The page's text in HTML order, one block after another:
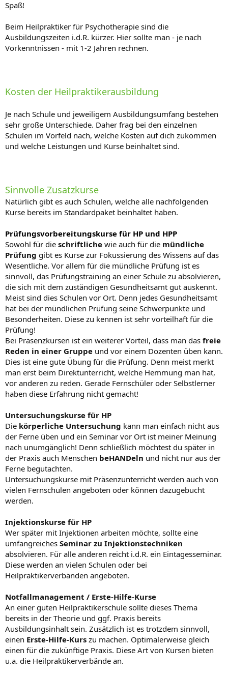
Spaß!
Beim Heilpraktiker für Psychotherapie sind die
Ausbildungszeiten i.d.R. kürzer. Hier sollte man - je nach
Vorkenntnissen - mit 1-2 Jahren rechnen.
Kosten der Heilpraktikerausbildung
Je nach Schule und jeweiligem Ausbildungsumfang bestehen
sehr große Unterschiede. Daher frag bei den einzelnen
Schulen im Vorfeld nach, welche Kosten auf dich zukommen
und welche Leistungen und Kurse beinhaltet sind.
Sinnvolle Zusatzkurse
Natürlich gibt es auch Schulen, welche alle nachfolgenden
Kurse bereits im Standardpaket beinhaltet haben.
Prüfungsvorbereitungskurse für HP und HPP
Sowohl für die schriftliche wie auch für die mündliche
Prüfung gibt es Kurse zur Fokussierung des Wissens auf das
Wesentliche. Vor allem für die mündliche Prüfung ist es
sinnvoll, das Prüfungstraining an einer Schule zu absolvieren,
die sich mit dem zuständigen Gesundheitsamt gut auskennt.
Meist sind dies Schulen vor Ort. Denn jedes Gesundheitsamt
hat bei der mündlichen Prüfung seine Schwerpunkte und
Besonderheiten. Diese zu kennen ist sehr vorteilhaft für die
Prüfung!
Bei Präsenzkursen ist ein weiterer Vorteil, dass man das freie
Reden in einer Gruppe und vor einem Dozenten üben kann.
Dies ist eine gute Übung für die Prüfung. Denn meist merkt
man erst beim Direktunterricht, welche Hemmung man hat,
vor anderen zu reden. Gerade Fernschüler oder Selbstlerner
haben diese Erfahrung nicht gemacht!
Untersuchungskurse für HP
Die körperliche Untersuchung kann man einfach nicht aus
der Ferne üben und ein Seminar vor Ort ist meiner Meinung
nach unumgänglich! Denn schließlich möchtest du später in
der Praxis auch Menschen beHANDeln und nicht nur aus der
Ferne begutachten.
Untersuchungskurse mit Präsenzunterricht werden auch von
vielen Fernschulen angeboten oder können dazugebucht
werden.
Injektionskurse für HP
Wer später mit Injektionen arbeiten möchte, sollte eine
umfangreiches Seminar zu Injektionstechniken
absolvieren. Für alle anderen reicht i.d.R. ein Eintagesseminar.
Diese werden an vielen Schulen oder bei
Heilpraktikerverbänden angeboten.
Notfallmanagement / Erste-Hilfe-Kurse
An einer guten Heilpraktikerschule sollte dieses Thema
bereits in der Theorie und ggf. Praxis bereits
Ausbildungsinhalt sein. Zusätzlich ist es trotzdem sinnvoll,
einen Erste-Hilfe-Kurs zu machen. Optimalerweise gleich
einen für die zukünftige Praxis. Diese Art von Kursen bieten
u.a. die Heilpraktikerverbände an.